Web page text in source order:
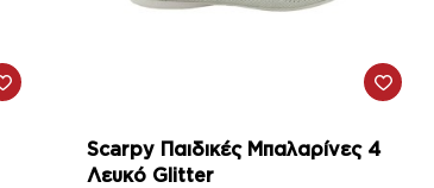
-37%
Scarpy Παιδικές Μπαλαρίνες 4
Λευκό Glitter